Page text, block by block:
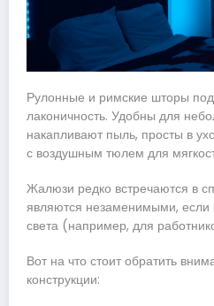
Рулонные и римские шторы
лаконичность. Удобны для
накапливают пыль, просты в
с воздушным тюлем для
Жалюзи редко встречаются в
являются незаменимыми, если
света (например, для
Вот на что стоит обратить
конструкции: